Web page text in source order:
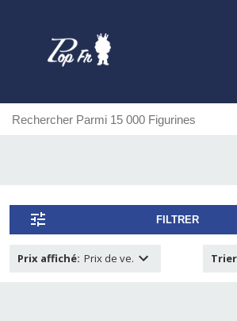
FILTRER
Prix affiché: Prix de ve.